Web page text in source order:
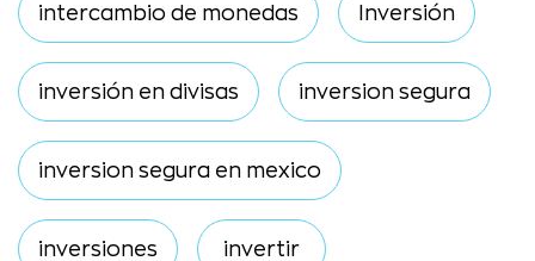
intercambio de monedas Inversión
inversión en divisas inversion segura
inversion segura en mexico
inversiones invertir